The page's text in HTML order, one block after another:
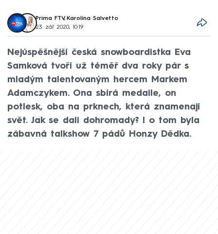
Prima FTV, Karolína Salvetto
23. zář 2020, 10:19
Nejúspěšnější česká snowboardistka Eva
Samková tvoří už téměř dva roky pár s
mladým talentovaným hercem Markem
Adamczykem. Ona sbírá medaile, on
potlesk, oba na prknech, která znamenají
svět. Jak se dali dohromady? I o tom byla
zábavná talkshow 7 pádů Honzy Dědka.